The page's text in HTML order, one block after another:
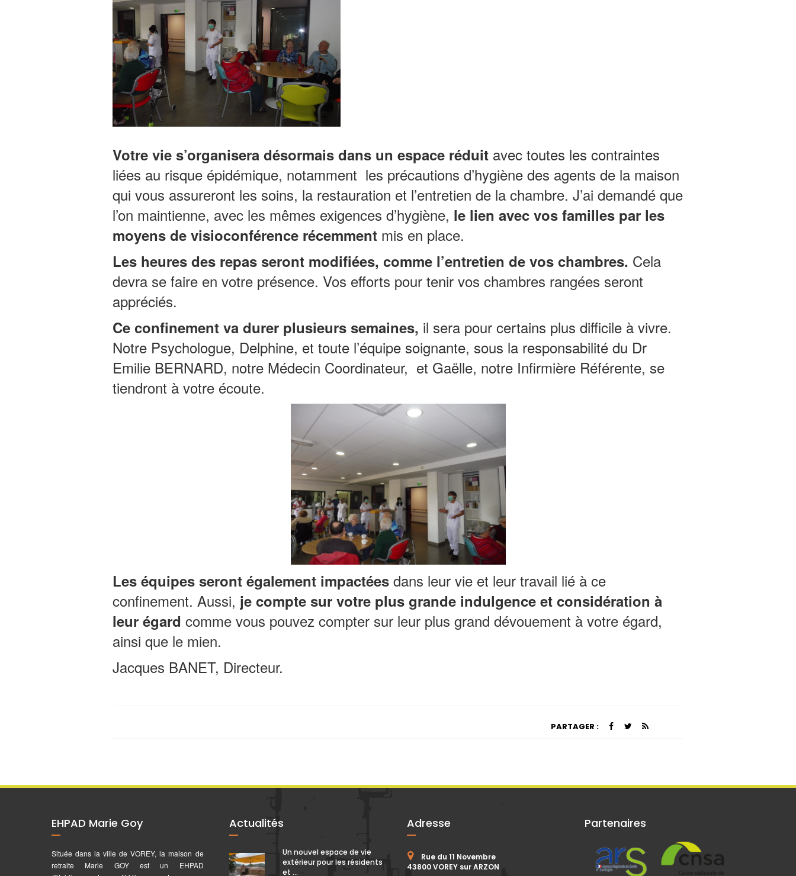
Votre vie s’organisera désormais dans un espace réduitavec toutes les contraintes
liées au risque épidémique, notamment les précautions d’hygiène des agents de la maison
qui vous assureront les soins, la restauration et l’entretien de la chambre. J’ai demandé que
l’on maintienne, avec les mêmes exigences d’hygiène, le lien avec vos familles par les
moyens de visioconférence récemmentmis en place.
Les heures des repas seront modifiées, comme l’entretien de vos chambres. Cela
devra se faire en votre présence. Vos efforts pour tenir vos chambres rangées seront
appréciés.
Ce confinement va durer plusieurs semaines, il sera pour certains plus difficile à vivre.
Notre Psychologue, Delphine, et toute l’équipe soignante, sous la responsabilité du Dr
Emilie BERNARD, notre Médecin Coordinateur, et Gaëlle, notre Infirmière Référente, se
tiendront à votre écoute.
Les équipes seront également impactéesdans leur vie et leur travail lié à ce
confinement. Aussi, je compte sur votre plus grande indulgence et considération à
leur égard comme vous pouvez compter sur leur plus grand dévouement à votre égard,
ainsi que le mien.
Jacques BANET, Directeur.
PARTAGER :
EHPAD Marie Goy
Située dans la ville de VOREY, la maison de
retraite Marie GOY est un EHPAD
Actualités
Un nouvel espace de vie
extérieur pour les résidents
et ...
Adresse
Rue du 11 Novembre
43800 VOREY sur ARZON
Partenaires